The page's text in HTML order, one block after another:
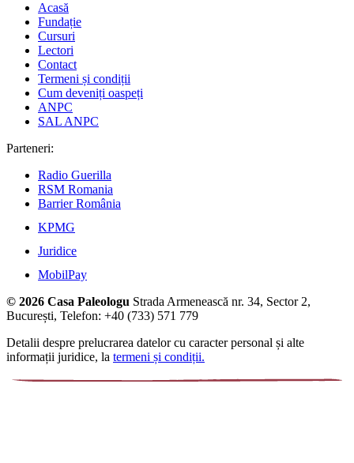
Acasă
Fundație
Cursuri
Lectori
Contact
Termeni și condiții
Cum deveniți oaspeți
ANPC
SAL ANPC
Parteneri:
Radio Guerilla
RSM Romania
Barrier România
KPMG
Juridice
MobilPay
© 2026 Casa Paleologu Strada Armenească nr. 34, Sector 2,
București, Telefon: +40 (733) 571 779
Detalii despre prelucrarea datelor cu caracter personal și alte
informații juridice, la termeni și condiții.